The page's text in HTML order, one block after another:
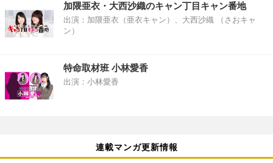
加隈亜衣・大西沙織のキャン丁目キャン番地
出演：加隈亜衣（亜衣キャン）、大西沙織 （さおキャ
ン）
特命取材班 小林愛香
出演：小林愛香
連載マンガ更新情報